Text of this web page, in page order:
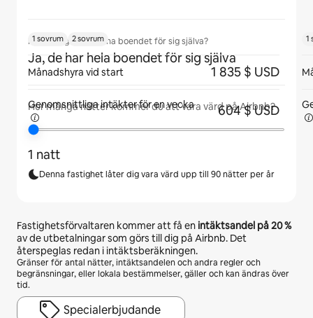
Kommer gäster att ha boendet för sig själva?
Ja, de har hela boendet för sig själva
Hur många nätter kommer du att vara värd på Airbnb?
1 natt
Denna fastighet låter dig vara värd upp till 90 nätter per år
Fastighetsförvaltaren kommer att få enintäktsandel på20 %
av de utbetalningar som görs till dig på Airbnb. Det
återspeglas redan i intäktsberäkningen.
Gränser för antal nätter, intäktsandelen och andra regler och
begränsningar, eller lokala bestämmelser, gäller och kan ändras över
tid.
Specialerbjudande
1 sovrum 2 sovrum
Månadshyra vid start 1 835 $ USD
Genomsnittliga intäkter fören vecka 604 $ USD
1